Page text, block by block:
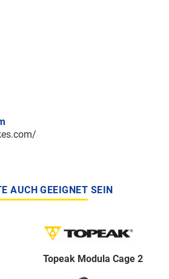
AUCH GEEIGNET SEIN
Topeak Modula Cage 2